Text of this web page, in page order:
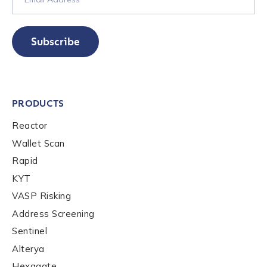
Subscribe
PRODUCTS
Reactor
Wallet Scan
Rapid
KYT
VASP Risking
Address Screening
Sentinel
Alterya